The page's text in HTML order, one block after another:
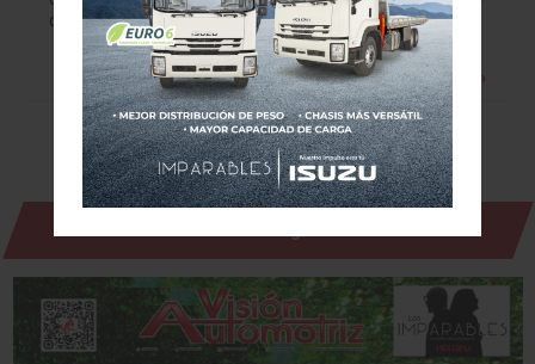
diesel, por lo…
Leer más »